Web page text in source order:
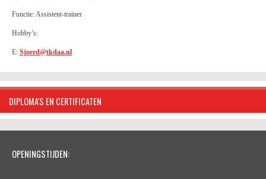
Functie: Assistent-trainer
Hobby’s:
E: Sjoerd@tkdaa.nl
DIPLOMA'S EN CERTIFICATEN
OPENINGSTIJDEN: